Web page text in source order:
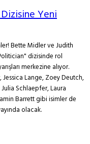
Yeni
Bette Midler ve Judith
dizisinde rol
merkezine alıyor.
Lange, Zoey Deutch,
Schlaepfer, Laura
Barrett gibi isimler de
olacak.